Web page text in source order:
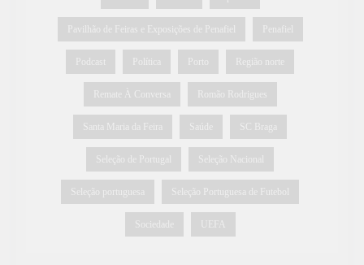
Pavilhão de Feiras e Exposições de Penafiel Penafiel
Podcast Política Porto Região norte
Remate À Conversa Romão Rodrigues
Santa Maria da Feira Saúde SC Braga
Seleção de Portugal Seleção Nacional
Seleção portuguesa Seleção Portuguesa de Futebol
Sociedade UEFA